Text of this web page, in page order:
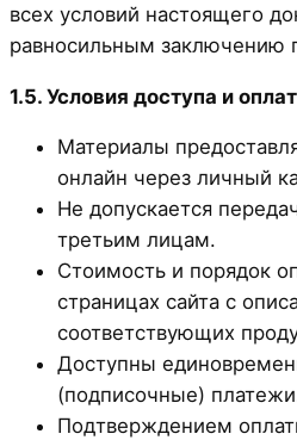
всех условий настоящего
равносильным заключению
1.5. Условия доступа и
Материалы
онлайн через личный
Не допускается
третьим лицам.
Стоимость и порядок
страницах сайта с
соответствующих
Доступны
(подписочные)
Подтверждением